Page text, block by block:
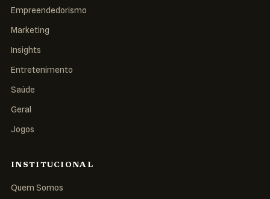
Empreendedorismo
Marketing
Insights
Entretenimento
Saúde
Geral
Jogos
INSTITUCIONAL
Quem Somos